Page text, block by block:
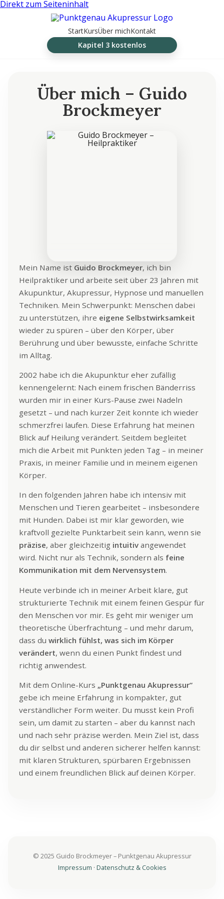
Direkt zum Seiteninhalt
StartKursÜber michKontakt
Kapitel 3 kostenlos
Über mich – Guido
Brockmeyer
Mein Name ist Guido Brockmeyer, ich bin
Heilpraktiker und arbeite seit über 23 Jahren mit
Akupunktur, Akupressur, Hypnose und manuellen
Techniken. Mein Schwerpunkt: Menschen dabei
zu unterstützen, ihre eigene Selbstwirksamkeit
wieder zu spüren – über den Körper, über
Berührung und über bewusste, einfache Schritte
im Alltag.
2002 habe ich die Akupunktur eher zufällig
kennengelernt: Nach einem frischen Bänderriss
wurden mir in einer Kurs-Pause zwei Nadeln
gesetzt – und nach kurzer Zeit konnte ich wieder
schmerzfrei laufen. Diese Erfahrung hat meinen
Blick auf Heilung verändert. Seitdem begleitet
mich die Arbeit mit Punkten jeden Tag – in meiner
Praxis, in meiner Familie und in meinem eigenen
Körper.
In den folgenden Jahren habe ich intensiv mit
Menschen und Tieren gearbeitet – insbesondere
mit Hunden. Dabei ist mir klar geworden, wie
kraftvoll gezielte Punktarbeit sein kann, wenn sie
präzise, aber gleichzeitig intuitiv angewendet
wird. Nicht nur als Technik, sondern als feine
Kommunikation mit dem Nervensystem.
Heute verbinde ich in meiner Arbeit klare, gut
strukturierte Technik mit einem feinen Gespür für
den Menschen vor mir. Es geht mir weniger um
theoretische Überfrachtung – und mehr darum,
dass duwirklich fühlst, was sich im Körper
verändert, wenn du einen Punkt findest und
richtig anwendest.
Mit dem Online-Kurs „Punktgenau Akupressur“
gebe ich meine Erfahrung in kompakter, gut
verständlicher Form weiter. Du musst kein Profi
sein, um damit zu starten – aber du kannst nach
und nach sehr präzise werden. Mein Ziel ist, dass
du dir selbst und anderen sicherer helfen kannst:
mit klaren Strukturen, spürbaren Ergebnissen
und einem freundlichen Blick auf deinen Körper.
© 2025 Guido Brockmeyer – Punktgenau Akupressur
Impressum · Datenschutz & Cookies